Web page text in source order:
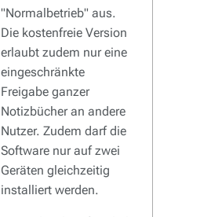
"Normalbetrieb" aus.
Die kostenfreie Version
erlaubt zudem nur eine
eingeschränkte
Freigabe ganzer
Notizbücher an andere
Nutzer. Zudem darf die
Software nur auf zwei
Geräten gleichzeitig
installiert werden.